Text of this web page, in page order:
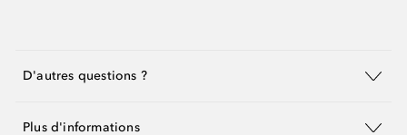
D'autres questions ?
Plus d'informations